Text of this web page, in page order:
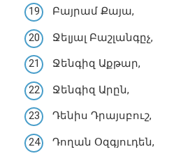
Բայրամ Քայա,
Ջելյալ Բաշլանգըչ,
Ջենգիզ Աքթար,
Ջենգիզ Արըն,
Դենիս Դրայսբուշ,
Դողան Օզգյուդեն,